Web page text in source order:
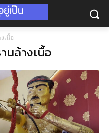
เนื้อ
นล้างเนื้อ